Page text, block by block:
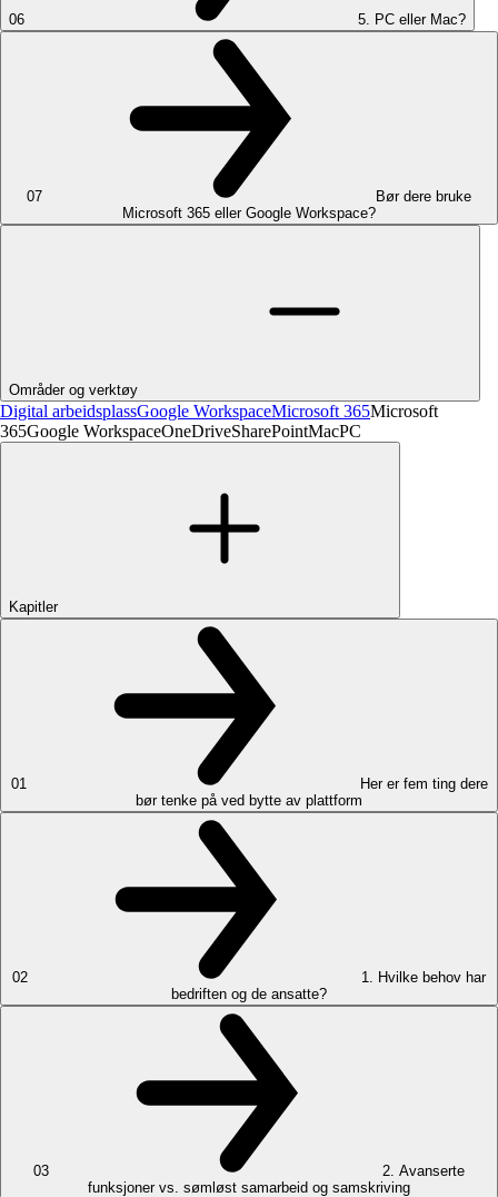
06 5. PC eller Mac?
07
Bør dere bruke
Microsoft 365 eller Google Workspace?
Områder og verktøy
Digital arbeidsplassGoogle WorkspaceMicrosoft 365Microsoft
365Google WorkspaceOneDriveSharePointMacPC
Kapitler
01
Her er fem ting dere
bør tenke på ved bytte av plattform
02
1. Hvilke behov har
bedriften og de ansatte?
03
2. Avanserte
funksjoner vs. sømløst samarbeid og samskriving